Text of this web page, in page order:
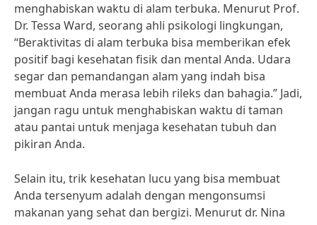
menghabiskan waktu di alam terbuka. Menurut Prof.
Dr. Tessa Ward, seorang ahli psikologi lingkungan,
“Beraktivitas di alam terbuka bisa memberikan efek
positif bagi kesehatan fisik dan mental Anda. Udara
segar dan pemandangan alam yang indah bisa
membuat Anda merasa lebih rileks dan bahagia.” Jadi,
jangan ragu untuk menghabiskan waktu di taman
atau pantai untuk menjaga kesehatan tubuh dan
pikiran Anda.
Selain itu, trik kesehatan lucu yang bisa membuat
Anda tersenyum adalah dengan mengonsumsi
makanan yang sehat dan bergizi. Menurut dr. Nina